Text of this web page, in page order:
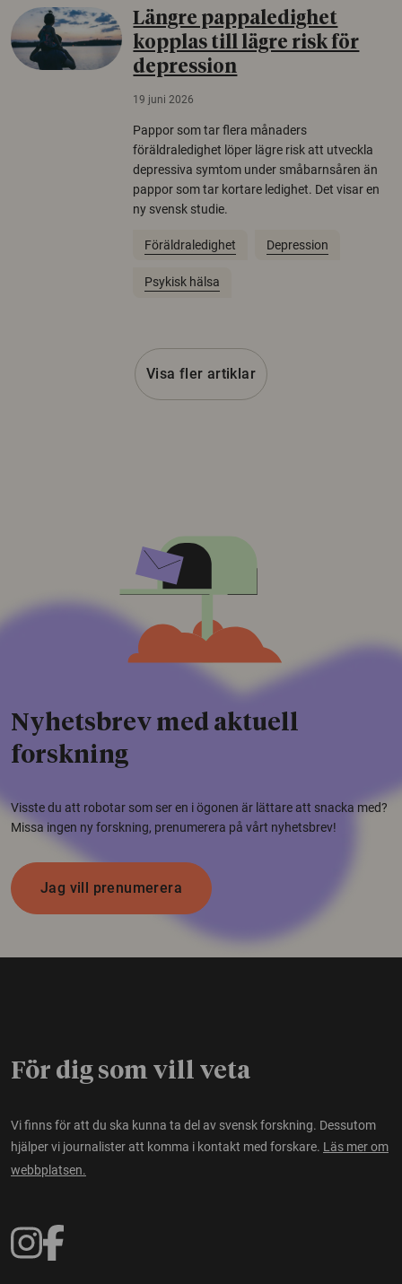
Längre pappaledighet
kopplas till lägre risk för
depression
19 juni 2026
Pappor som tar flera månaders
föräldraledighet löper lägre risk att utveckla
depressiva symtom under småbarnsåren än
pappor som tar kortare ledighet. Det visar en
ny svensk studie.
Föräldraledighet Depression
Psykisk hälsa
Visa fler artiklar
Nyhetsbrev med aktuell
forskning
Visste du att robotar som ser en i ögonen är lättare att snacka med?
Missa ingen ny forskning, prenumerera på vårt nyhetsbrev!
Jag vill prenumerera
För dig som vill veta
Vi finns för att du ska kunna ta del av svensk forskning. Dessutom
hjälper vi journalister att komma i kontakt med forskare. Läs mer om
webbplatsen.